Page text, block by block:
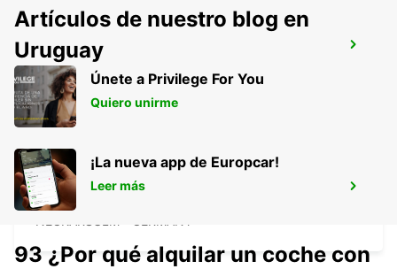
SCHWAEBISCH GMUEND
SCHWAEBISCH-GMUEND - GERMANY
NECKARSULM AUDI FORUM (DROP-OFF
ONLY)
Artículos de nuestro blog en
Uruguay
Únete a Privilege For You
Quiero unirme
¡La nueva app de Europcar!
Leer más
93 ¿Por qué alquilar un coche con